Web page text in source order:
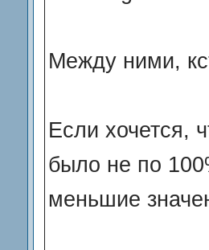
Между ними,
Если хочется,
было не по
меньшие